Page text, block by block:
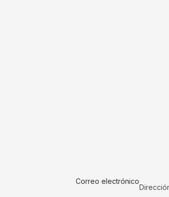
Correo electrónico